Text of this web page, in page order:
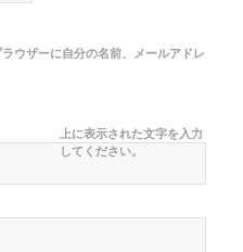
ウザーに自分の名前、メールアドレ
上に表示された文字を入力
してください。